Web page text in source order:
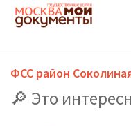
ФСС район
Это